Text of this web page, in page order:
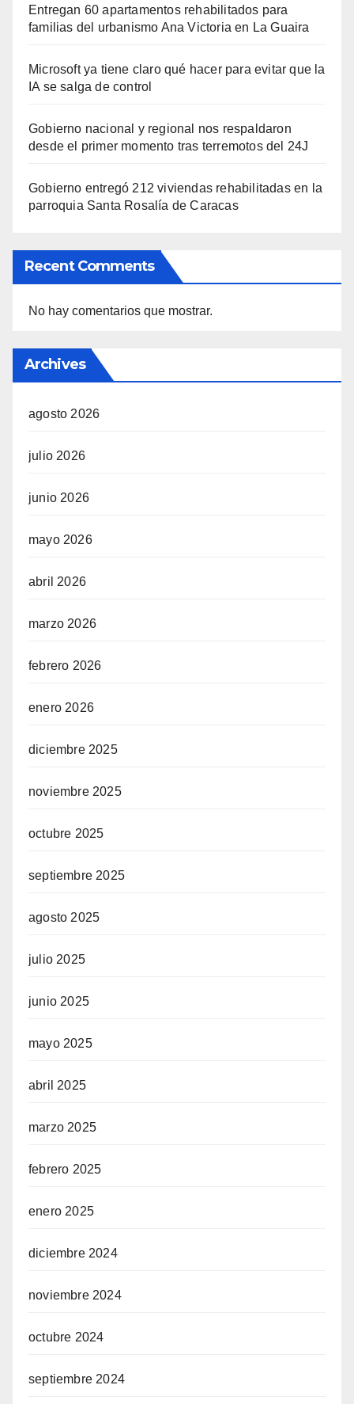
Entregan 60 apartamentos rehabilitados para
familias del urbanismo Ana Victoria en La Guaira
Microsoft ya tiene claro qué hacer para evitar que la
IA se salga de control
Gobierno nacional y regional nos respaldaron
desde el primer momento tras terremotos del 24J
Gobierno entregó 212 viviendas rehabilitadas en la
parroquia Santa Rosalía de Caracas
Recent Comments
No hay comentarios que mostrar.
Archives
agosto 2026
julio 2026
junio 2026
mayo 2026
abril 2026
marzo 2026
febrero 2026
enero 2026
diciembre 2025
noviembre 2025
octubre 2025
septiembre 2025
agosto 2025
julio 2025
junio 2025
mayo 2025
abril 2025
marzo 2025
febrero 2025
enero 2025
diciembre 2024
noviembre 2024
octubre 2024
septiembre 2024